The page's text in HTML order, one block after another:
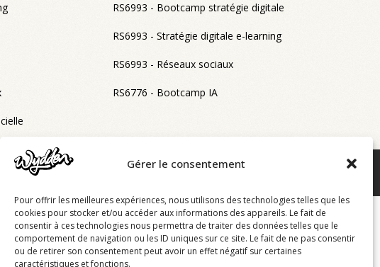
Gérer le consentement
Pour offrir les meilleures expériences, nous utilisons des technologies telles que les
cookies pour stocker et/ou accéder aux informations des appareils. Le fait de
consentir à ces technologies nous permettra de traiter des données telles que le
comportement de navigation ou les ID uniques sur ce site. Le fait de ne pas consentir
ou de retirer son consentement peut avoir un effet négatif sur certaines
caractéristiques et fonctions.
RS6993 - Bootcamp stratégie digitale
RS6993 - Stratégie digitale e-learning
RS6993 - Réseaux sociaux
RS6776 - Bootcamp IA
& Conditions d'accès